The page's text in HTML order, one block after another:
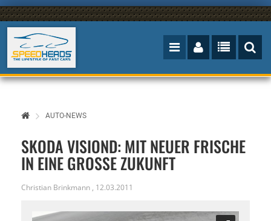
AUTO-NEWS
SKODA VISIOND: MIT NEUER FRISCHE
IN EINE GROSSE ZUKUNFT
Christian Brinkmann , 12.03.2011